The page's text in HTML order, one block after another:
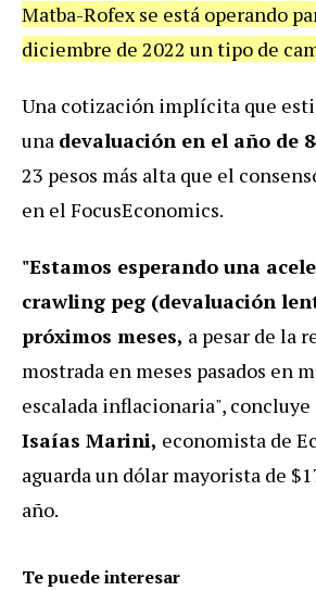
Matba-Rofex se está operando
diciembre de 2022 un tipo de
Una cotización implícita que
una devaluación en el año de
23 pesos más alta que el
en el FocusEconomics.
"Estamos esperando una
crawling peg (devaluación
próximos meses, a pesar de la
mostrada en meses pasados en
escalada inflacionaria",
Isaías Marini, economista de
aguarda un dólar mayorista de
año.
Te puede interesar